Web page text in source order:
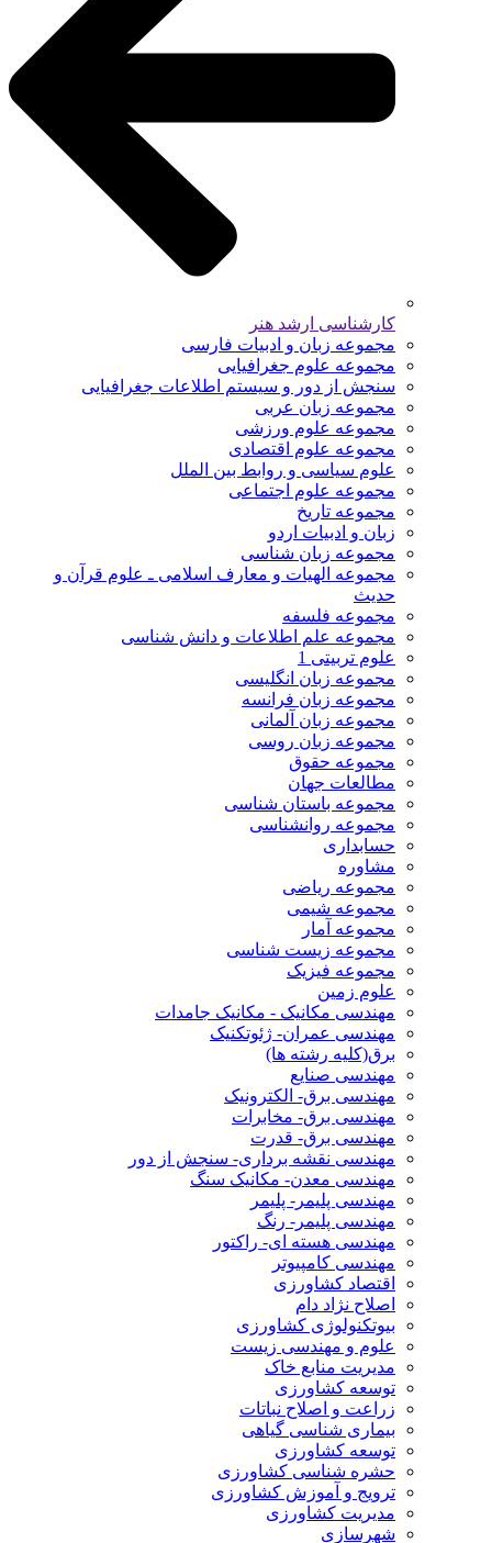
کارشناسی ارشد هنر
مجموعه زبان و ادبیات فارسی
مجموعه علوم جغرافیایی
سنجش از دور و سیستم اطلاعات جغرافیایی
مجموعه زبان عربی
مجموعه علوم ورزشی
مجموعه علوم اقتصادی
علوم سیاسی و روابط بین الملل
مجموعه علوم اجتماعی
مجموعه تاریخ
زبان و ادبیات اردو
مجموعه زبان شناسی
مجموعه الهیات و معارف اسلامی ـ علوم قرآن و
حدیث
مجموعه فلسفه
مجموعه علم اطلاعات و دانش شناسی
علوم تربیتی 1
مجموعه زبان انگلیسی
مجموعه زبان فرانسه
مجموعه زبان آلمانی
مجموعه زبان روسی
مجموعه حقوق
مطالعات جهان
مجموعه باستان شناسی
مجموعه روانشناسی
حسابداری
مشاوره
مجموعه ریاضی
مجموعه شیمی
مجموعه آمار
مجموعه زیست شناسی
مجموعه فیزیک
علوم زمین
مهندسی مکانیک - مکانیک جامدات
مهندسی عمران- ژئوتکنیک
برق(کلیه رشته ها)
مهندسی صنایع
مهندسی برق- الکترونیک
مهندسی برق- مخابرات
مهندسی برق- قدرت
مهندسی نقشه برداری- سنجش از دور
مهندسی معدن- مکانیک سنگ
مهندسی پلیمر- پلیمر
مهندسی پلیمر- رنگ
مهندسی هسته ای- راکتور
مهندسی کامپیوتر
اقتصاد کشاورزی
اصلاح نژاد دام
بیوتکنولوژی کشاورزی
علوم و مهندسی زیست
مدیریت منابع خاک
توسعه کشاورزی
زراعت و اصلاح نباتات
بیماری شناسی گیاهی
توسعه کشاورزی
حشره شناسی کشاورزی
ترویج و آموزش کشاورزی
مدیریت کشاورزی
شهرسازی